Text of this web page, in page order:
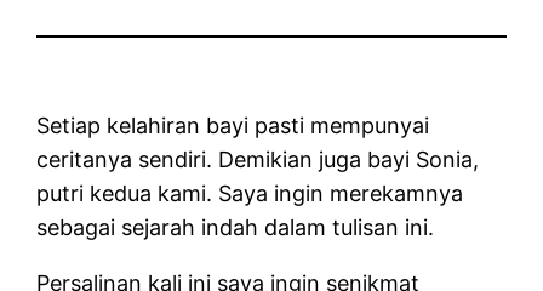
Setiap kelahiran bayi pasti mempunyai
ceritanya sendiri. Demikian juga bayi Sonia,
putri kedua kami. Saya ingin merekamnya
sebagai sejarah indah dalam tulisan ini.
Persalinan kali ini saya ingin senikmat